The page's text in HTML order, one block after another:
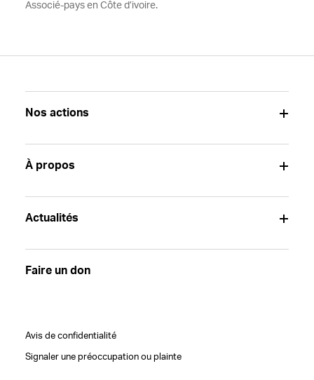
Associé-pays en Côte d’ivoire.
Nos actions
À propos
Actualités
Faire un don
Avis de confidentialité
Signaler une préoccupation ou plainte